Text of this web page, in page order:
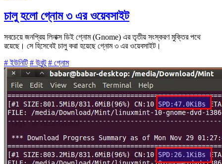
চালু হলো গ্নোম ৩ এর ওয়েবসাইট
সবচেয়ে জনপ্রিয় লিনাক্স ডিই গ্নোম (Gnome) এর তৃতীয় সংস্করণ মুক্তির পথে
রয়েছে। সে হিসেবেই চালু করা হয়েছে গ্নোম ৩ এর ওয়েবসাইট।
# ইউনিটি # উবুন্টু # গ্নোম